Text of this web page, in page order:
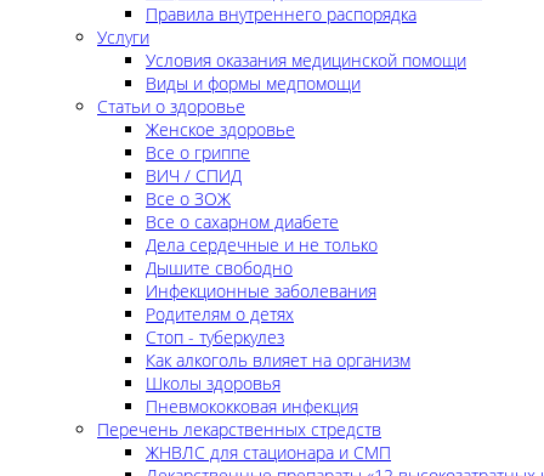
Правила внутреннего распорядка
Услуги
Условия оказания медицинской помощи
Виды и формы медпомощи
Статьи о здоровье
Женское здоровье
Все о гриппе
ВИЧ / СПИД
Все о ЗОЖ
Все о сахарном диабете
Дела сердечные и не только
Дышите свободно
Инфекционные заболевания
Родителям о детях
Стоп - туберкулез
Как алкоголь влияет на организм
Школы здоровья
Пневмококковая инфекция
Перечень лекарственных стредств
ЖНВЛС для стационара и СМП